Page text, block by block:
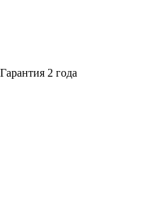
Гарантия 2 года